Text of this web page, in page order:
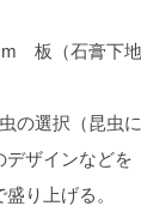
板（石膏下地
の選択（昆虫
デザインなどを
り上げる。